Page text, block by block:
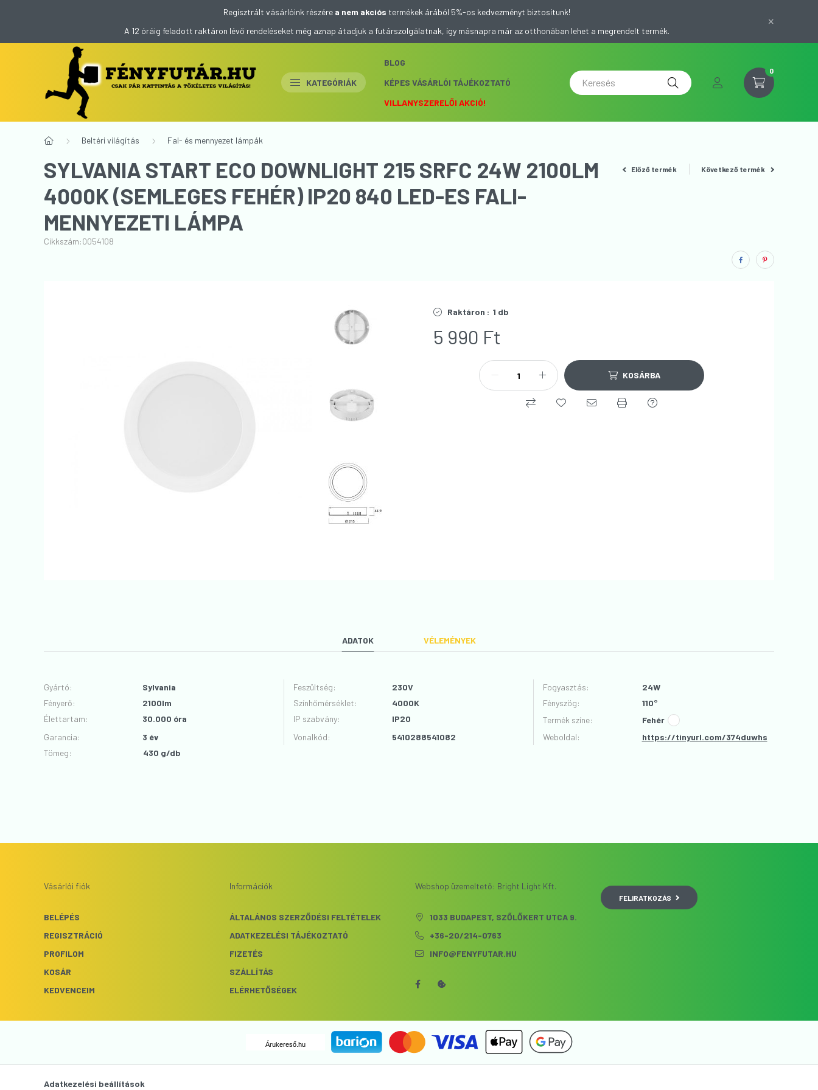
Regisztrált vásárlóink részére a nem akciós termékek árából 5%-os kedvezményt biztosítunk!
A 12 óráig feladott raktáron lévő rendeléseket még aznap átadjuk a futárszolgálatnak, így másnapra már az otthonában lehet a megrendelt termék.
KATEGÓRIÁK
BLOG
KÉPES VÁSÁRLÓI TÁJÉKOZTATÓ
VILLANYSZERELŐI AKCIÓ!
0
Beltéri világítás Fal- és mennyezet lámpák
Előző termék Következő termék
SYLVANIA START ECO DOWNLIGHT 215 SRFC 24W 2100LM
4000K (SEMLEGES FEHÉR) IP20 840 LED-ES FALI-
MENNYEZETI LÁMPA
Cikkszám:0054108
Raktáron : 1 db
5 990 Ft
KOSÁRBA
ADATOK VÉLEMÉNYEK
Gyártó: Sylvania Feszültség: 230V Fogyasztás:
24W
Fényerő: 2100lm Színhőmérséklet: 4000K Fényszög:
110°
Élettartam: 30.000 óra IP szabvány: IP20 Termék színe:
Fehér
Garancia: 3 év Vonalkód: 5410288541082 Weboldal:
https://tinyurl.com/374duwhs
Tömeg:
430 g/db
Vásárlói fiók
BELÉPÉS
REGISZTRÁCIÓ
PROFILOM
KOSÁR
KEDVENCEIM
Információk
ÁLTALÁNOS SZERZŐDÉSI FELTÉTELEK
ADATKEZELÉSI TÁJÉKOZTATÓ
FIZETÉS
SZÁLLÍTÁS
ELÉRHETŐSÉGEK
Webshop üzemeltető: Bright Light Kft.
1033 BUDAPEST, SZŐLŐKERT UTCA 9.
+36-20/214-0763
INFO@FENYFUTAR.HU
FELIRATKOZÁS
Árukereső.hu
Adatkezelési beállítások